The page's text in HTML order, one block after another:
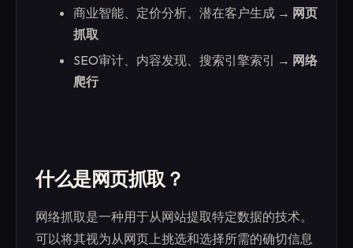
商业智能、定价分析、潜在客户生成 → 网页
抓取
SEO审计、内容发现、搜索引擎索引 → 网络
爬行
什么是网页抓取？
网络抓取是一种用于从网站提取特定数据的技术。
可以将其视为从网页上挑选和选择所需的确切信息